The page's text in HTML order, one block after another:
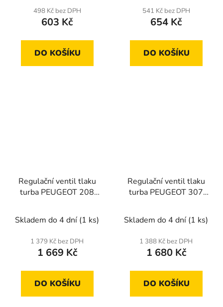
2013-,508 2010-
498 Kč bez DPH
603 Kč
DO KOŠÍKU
541 Kč bez DPH
654 Kč
DO KOŠÍKU
Regulační ventil tlaku
turba PEUGEOT 208
2012-
Skladem do 4 dní (1 ks)
1 379 Kč bez DPH
1 669 Kč
DO KOŠÍKU
Regulační ventil tlaku
turba PEUGEOT 307
2004-,508 2010-,607
2005-
Skladem do 4 dní (1 ks)
1 388 Kč bez DPH
1 680 Kč
DO KOŠÍKU